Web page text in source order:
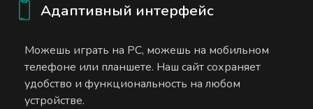
Адаптивный интерфейс
Можешь играть на PC, можешь на мобильном
телефоне или планшете. Наш сайт сохраняет
удобство и функциональность на любом
устройстве.